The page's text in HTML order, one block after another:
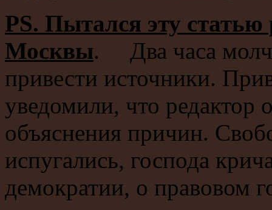
PS. Пытался эту
Москвы. Два часа
привести источники.
уведомили, что редактор
объяснения причин.
испугались, господа
демократии, о правовом